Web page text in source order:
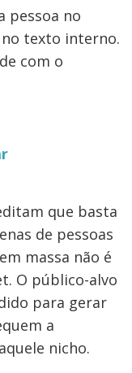
pessoa no
texto interno.
com o
que basta
de pessoas
massa não é
O público-alvo
para gerar
a
nicho.